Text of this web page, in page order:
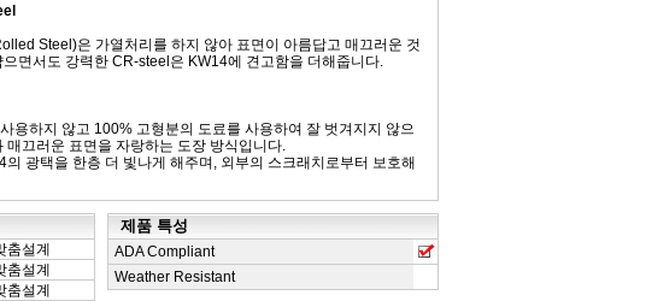
Steel)은 가열처리를 하지 않아 표면이 아름답고 매끄러운 것
으면서도 강력한 CR-steel은 KW14에 견고함을 더해줍니다.
용하지 않고 100% 고형분의 도료를 사용하여 잘 벗겨지지 않으
매끄러운 표면을 자랑하는 도장 방식입니다.
의 광택을 한층 더 빛나게 해주며, 외부의 스크래치로부터 보호해
춤설계
춤설계
춤설계
제품 특성
ADA Compliant
Weather Resistant